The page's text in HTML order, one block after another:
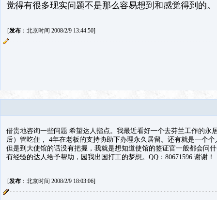
觉得有很多现实问题不是那么容易想到和感觉得到的。
[发布：北京时间 2008/2/9 13:44:50]
借贵地咨询一些问题 希望达人指点。我最近看好一个去芬兰工作的永
后）管吃住， 4年在老板的支持协助下办理永久居留。还有就是一个
但是到大使馆的话没有把握，我就是想知道使馆的签证官一般都会问
有经验的达人给予帮助，园我出国打工的梦想。QQ：80671596 谢谢！
[发布：北京时间 2008/2/9 18:03:06]